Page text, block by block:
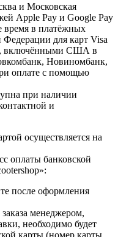
и Московская
Apple Pay и Google Pay
в платёжных
Федерации для карт Visa
включёнными США в
Новиномбанк,
оплате с помощью
при наличии
и
осуществляется на
оплаты банковской
после оформления
менеджером,
необходимо будет
карты (номер карты,